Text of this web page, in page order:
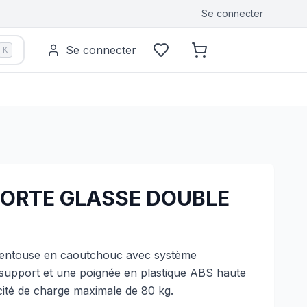
Se connecter
K Se connecter
GLASSE DOUBLE
en caoutchouc avec système
et une poignée en plastique ABS haute
de charge maximale de 80 kg.